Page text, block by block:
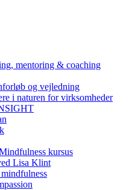
mentoring & coaching
og vejledning
i naturen for virksomheder
kursus
Lisa Klint